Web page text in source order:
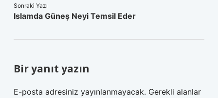
Sonraki Yazı
Islamda Güneş Neyi Temsil Eder
Bir yanıt yazın
E-posta adresiniz yayınlanmayacak. Gerekli alanlar